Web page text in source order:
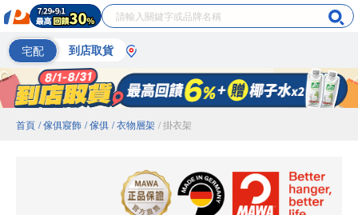
宅配 到店取貨
首頁 / 傢俱寢飾 / 傢俱 / 衣物層架 / 掛衣架